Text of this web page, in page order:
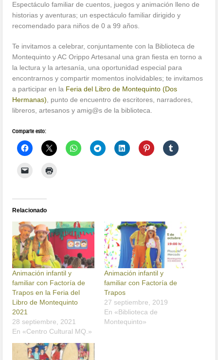
Espectáculo familiar de cuentos, juegos y animación lleno de
historias y aventuras; un espectáculo familiar dirigido y
recomendado para niños de 0 a 99 años.
Te invitamos a celebrar, conjuntamente con la Biblioteca de
Montequinto y AC Orippo Artesanal una gran fiesta en torno a
la lectura y la artesanía, una oportunidad especial para
encontrarnos y compartir momentos inolvidables; te invitamos
a participar en la Feria del Libro de Montequinto (Dos
Hermanas) , punto de encuentro de escritores, narradores,
libreros, artesanos y amig@s de la biblioteca.
Comparte esto:
Relacionado
Animación infantil y
familiar con Factoría de
Trapos en la Feria del
Libro de Montequinto
2021
28 septiembre, 2021
En «Centro Cultural MQ.»
Animación infantil y
familiar con Factoría de
Trapos
27 septiembre, 2019
En «Biblioteca de
Montequinto»